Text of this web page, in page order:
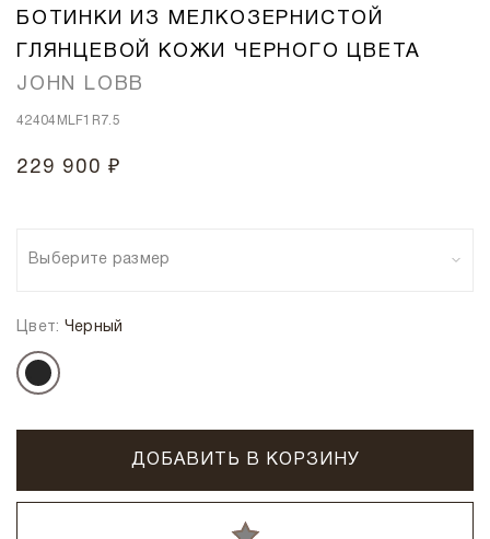
БОТИНКИ ИЗ МЕЛКОЗЕРНИСТОЙ
ГЛЯНЦЕВОЙ КОЖИ ЧЕРНОГО ЦВЕТА
JOHN LOBB
42404MLF1R7.5
229 900 ₽
Выберите размер
Цвет: Черный
ДОБАВИТЬ В КОРЗИНУ